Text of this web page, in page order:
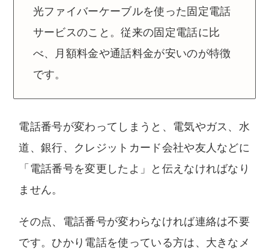
光ファイバーケーブルを使った固定電話
サービスのこと。従来の固定電話に比
べ、月額料金や通話料金が安いのが特徴
です。
電話番号が変わってしまうと、電気やガス、水
道、銀行、クレジットカード会社や友人などに
「電話番号を変更したよ」と伝えなければなり
ません。
その点、電話番号が変わらなければ連絡は不要
です。ひかり電話を使っている方は、大きなメ